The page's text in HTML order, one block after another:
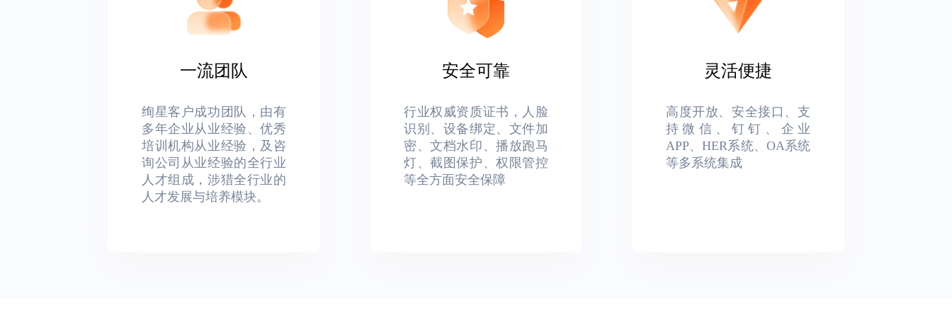
一流团队
绚星客户成功团队，由有
多年企业从业经验、优秀
培训机构从业经验，及咨
询公司从业经验的全行业
人才组成，涉猎全行业的
人才发展与培养模块。
安全可靠
行业权威资质证书，人脸
识别、设备绑定、文件加
密、文档水印、播放跑马
灯、截图保护、权限管控
等全方面安全保障
灵活便捷
高度开放、安全接口、支
持微信、钉钉、企业
APP、HER系统、OA系统
等多系统集成